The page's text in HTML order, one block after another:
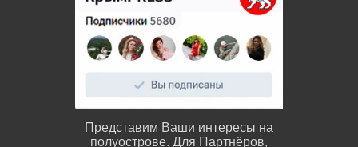
Представим Ваши интересы на
полуострове. Для Партнёров,